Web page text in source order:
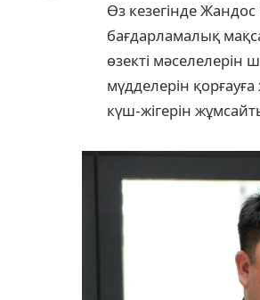
Өз кезегінде
бағдарламалық
өзекті мәселелерін
мүдделерін
күш-жігерін